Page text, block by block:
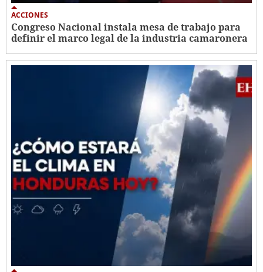
ACCIONES
Congreso Nacional instala mesa de trabajo para
definir el marco legal de la industria camaronera